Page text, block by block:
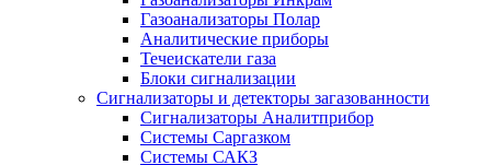
Газоанализаторы Полар
Аналитические приборы
Течеискатели газа
Блоки сигнализации
Сигнализаторы и детекторы загазованности
Сигнализаторы Аналитприбор
Системы Саргазком
Системы САКЗ